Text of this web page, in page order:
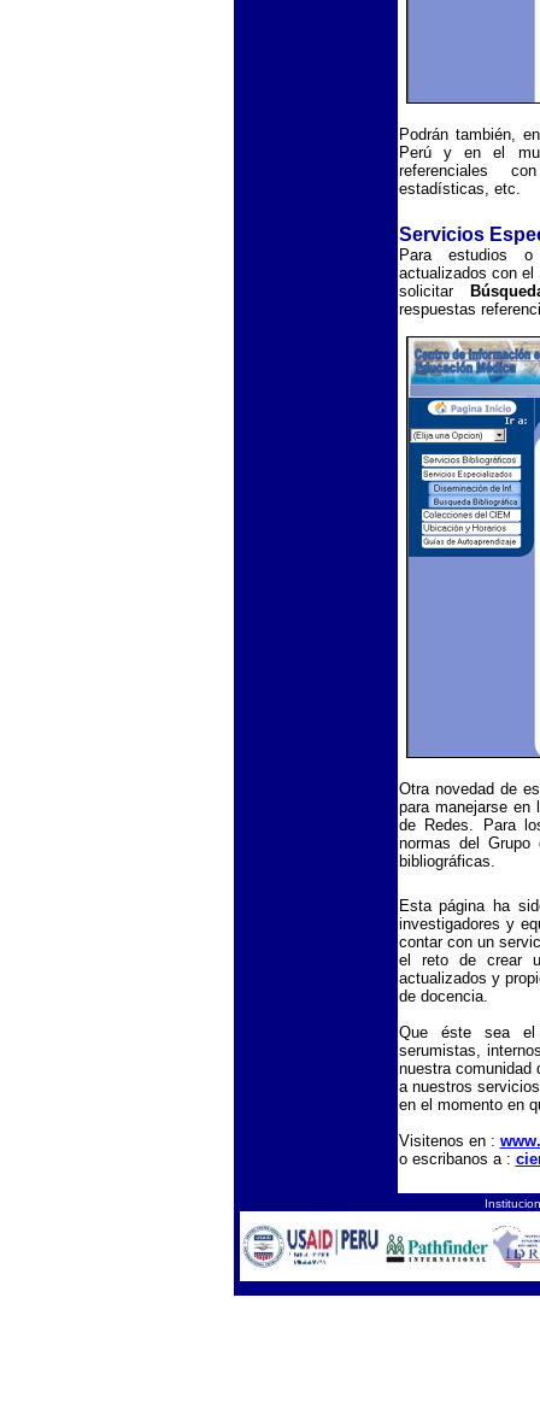
Podrán también,
Perú y en el
referenciales
estadísticas, etc.
Servicios
Para estudios
actualizados con
solicitar
respuestas
Otra novedad de
para manejarse
de Redes. Para
normas del
bibliográficas.
Esta página ha
investigadores y
contar con un
el reto de crear
actualizados y
de docencia.
Que éste sea el
serumistas,
nuestra comunidad
a nuestros
en el momento en
Visitenos en :
o escribanos a :